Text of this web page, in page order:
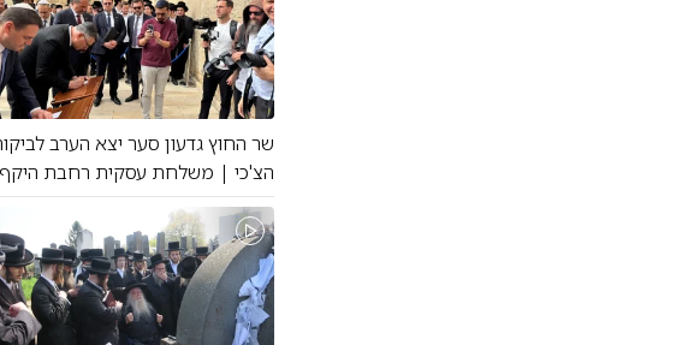
שר החוץ גדעון סער יצא הערב
הצ'כי | משלחת עסקית רחבת היקף